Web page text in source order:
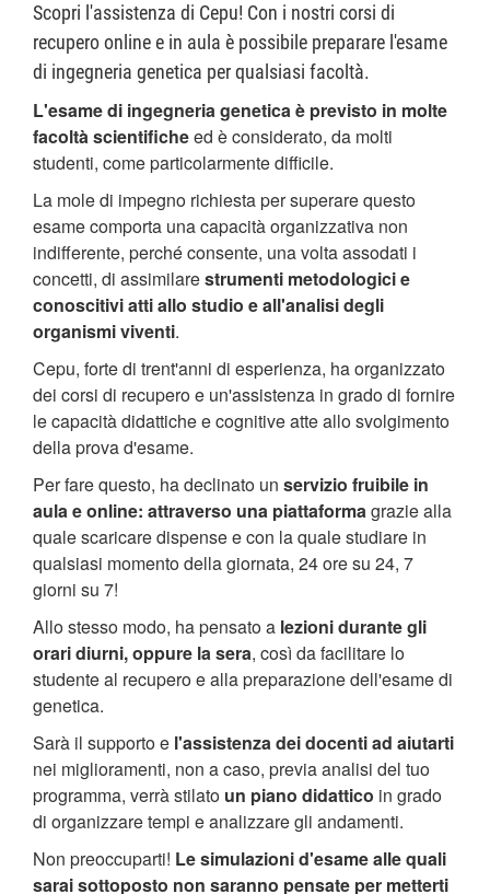
Scopri l'assistenza di Cepu! Con i nostri corsi di
recupero online e in aula è possibile preparare l'esame
di ingegneria genetica per qualsiasi facoltà.
L'esame di ingegneria genetica è previsto in molte
facoltà scientificheed è considerato, da molti
studenti, come particolarmente difficile.
La mole di impegno richiesta per superare questo
esame comporta una capacità organizzativa non
indifferente, perché consente, una volta assodati i
concetti, di assimilarestrumenti metodologici e
conoscitivi atti allo studio e all'analisi degli
organismi viventi.
Cepu, forte di trent'anni di esperienza, ha organizzato
dei corsi di recupero e un'assistenza in grado di fornire
le capacità didattiche e cognitive atte allo svolgimento
della prova d'esame.
Per fare questo, ha declinato un servizio fruibile in
aula e online: attraverso una piattaformagrazie alla
quale scaricare dispense e con la quale studiare in
qualsiasi momento della giornata, 24 ore su 24, 7
giorni su 7!
Allo stesso modo, ha pensato a lezioni durante gli
orari diurni, oppure la sera, così da facilitare lo
studente al recupero e alla preparazione dell'esame di
genetica.
Sarà il supporto e l'assistenza dei docenti ad aiutarti
nei miglioramenti, non a caso, previa analisi del tuo
programma, verrà stilato un piano didattico in grado
di organizzare tempi e analizzare gli andamenti.
Non preoccuparti! Le simulazioni d'esame alle quali
sarai sottoposto non saranno pensate per metterti